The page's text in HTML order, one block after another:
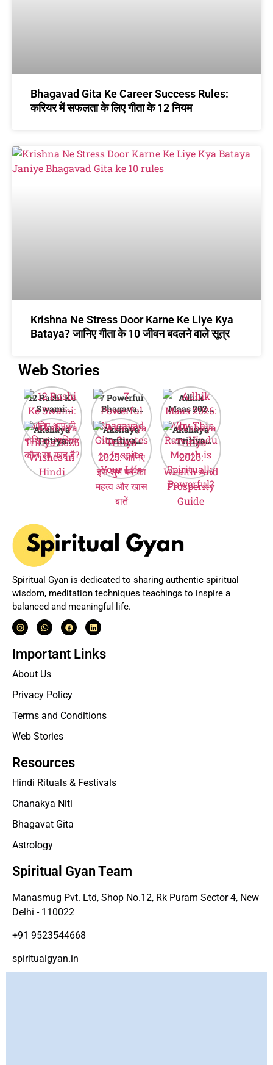
Bhagavad Gita Ke Career Success Rules:
करियर में सफलता के लिए गीता के 12 नियम
Krishna Ne Stress Door Karne Ke Liye Kya
Bataya? जानिए गीता के 10 जीवन बदलने वाले सूत्र
Web Stories
12 Rashi Ke
Swami:
जानिए आपकी
राशि का मालिक
कौन सा ग्रह है?
7 Powerful
Bhagavad
Gita Quotes
to Inspire
Your Life
Adhik
Maas 2026:
Why This
Rare Hindu
Month is
Spiritually
Powerful?
Akshaya
Tritiya
2025
Wishes in
Hindi
Akshaya
Tritiya
2025: जानिए
इस शुभ पर्व का
महत्व और खास
बातें
Akshaya
Tritiya
2026:
Wealth And
Prosperity
Guide
Spiritual Gyan is dedicated to sharing authentic spiritual
wisdom, meditation techniques teachings to inspire a
balanced and meaningful life.
Important Links
About Us
Privacy Policy
Terms and Conditions
Web Stories
Resources
Hindi Rituals & Festivals
Chanakya Niti
Bhagavat Gita
Astrology
Spiritual Gyan Team
Manasmug Pvt. Ltd, Shop No.12, Rk Puram Sector 4, New
Delhi - 110022
+91 9523544668
spiritualgyan.in